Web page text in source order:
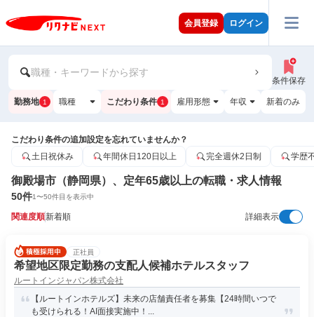
会員登録 ログイン
職種・キーワードから探す
条件保存
勤務地 1 職種 こだわり条件 1 雇用形態 年収 新着のみ
こだわり条件の追加設定を忘れていませんか？
土日祝休み
年間休日120日以上 完全週休2日制 学歴
御殿場市（静岡県）、定年65歳以上の転職・求人情報
50件1〜50件目を表示中
関連度順新着順 詳細表示
正社員
希望地区限定勤務の支配人候補ホテルスタッフ
ルートインジャパン株式会社
【ルートインホテルズ】未来の店舗責任者を募集【24時間いつで
も受けられる！AI面接実施中！...